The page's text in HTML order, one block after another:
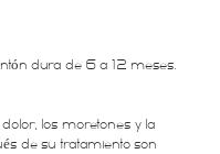
dura de 6 a 12 meses.
dolor, los moretones y la
de su tratamiento son